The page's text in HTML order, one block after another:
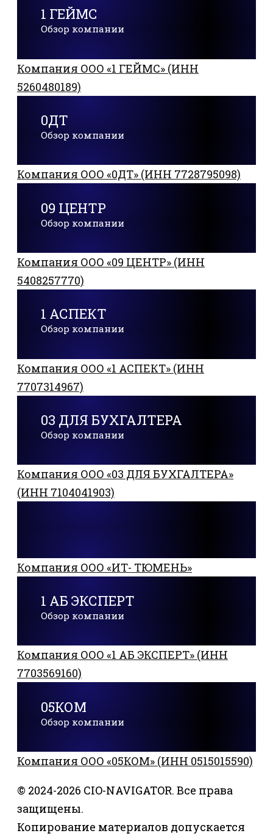
1 ГЕЙМС
Обзор компании
Компания ООО «1 ГЕЙМС» (ИНН
5260480189)
0ДТ
Обзор компании
Компания ООО «0ДТ» (ИНН 7728795098)
09 ЦЕНТР
Обзор компании
Компания ООО «09 ЦЕНТР» (ИНН
5408257770)
1 АСПЕКТ
Обзор компании
Компания ООО «1 АСПЕКТ» (ИНН
7707314967)
03 ДЛЯ БУХГАЛТЕРА
Обзор компании
Компания ООО «03 ДЛЯ БУХГАЛТЕРА»
(ИНН 7104041903)
Компания ООО «ИТ- ТЮМЕНЬ»
1 АБ ЭКСПЕРТ
Обзор компании
Компания ООО «1 АБ ЭКСПЕРТ» (ИНН
7703569160)
05КОМ
Обзор компании
Компания ООО «05КОМ» (ИНН 0515015590)
© 2024-2026 CIO-NAVIGATOR. Все права
защищены.
Копирование материалов допускается